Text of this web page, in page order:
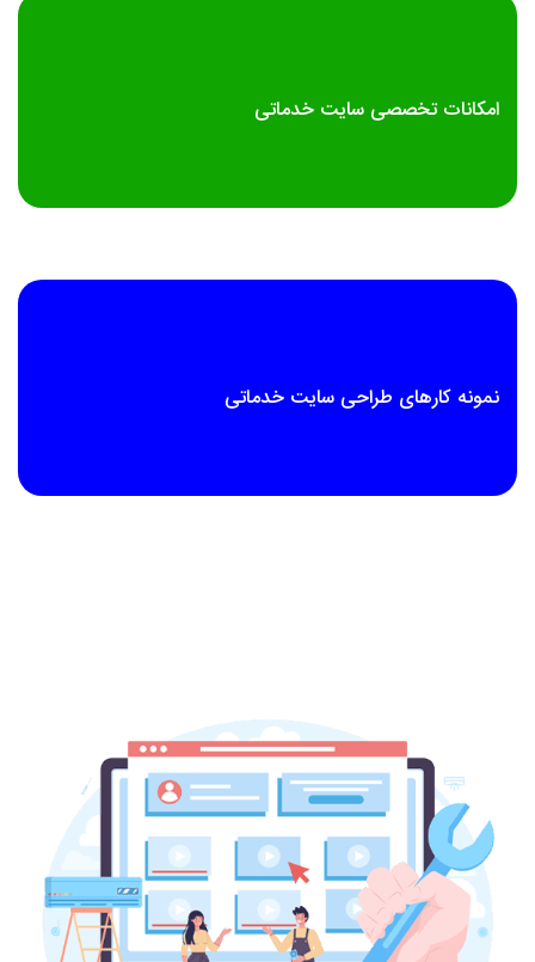
امکانات تخصصی سایت خدماتی
نمونه کارهای طراحی سایت خدماتی